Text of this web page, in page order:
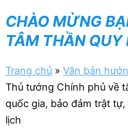
CHÀO MỪNG
TÂM THẦN QUY
Trang chủ » Văn bản
Thủ tướng Chính phủ về
quốc gia, bảo đảm trật
lịch